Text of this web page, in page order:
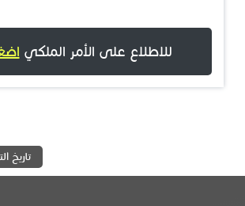
للاطلاع على الأمر الملكي
تاريخ